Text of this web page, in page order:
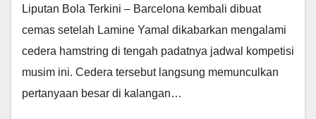
Liputan Bola Terkini – Barcelona kembali dibuat
cemas setelah Lamine Yamal dikabarkan mengalami
cedera hamstring di tengah padatnya jadwal kompetisi
musim ini. Cedera tersebut langsung memunculkan
pertanyaan besar di kalangan…